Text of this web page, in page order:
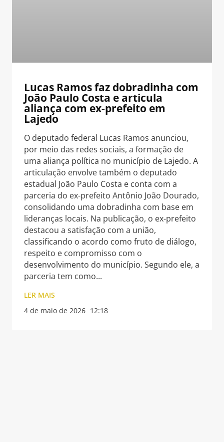
Lucas Ramos faz dobradinha com
João Paulo Costa e articula
aliança com ex-prefeito em
Lajedo
O deputado federal Lucas Ramos anunciou,
por meio das redes sociais, a formação de
uma aliança política no município de Lajedo. A
articulação envolve também o deputado
estadual João Paulo Costa e conta com a
parceria do ex-prefeito Antônio João Dourado,
consolidando uma dobradinha com base em
lideranças locais. Na publicação, o ex-prefeito
destacou a satisfação com a união,
classificando o acordo como fruto de diálogo,
respeito e compromisso com o
desenvolvimento do município. Segundo ele, a
parceria tem como
LER MAIS
4 de maio de 2026 12:18